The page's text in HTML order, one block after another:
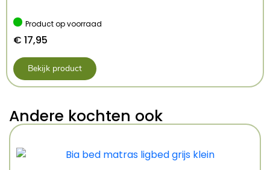
Product op voorraad
€ 17,95
Bekijk product
Andere kochten ook